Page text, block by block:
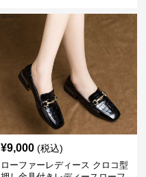
¥9,000 (税込)
ローファーレディース クロコ型